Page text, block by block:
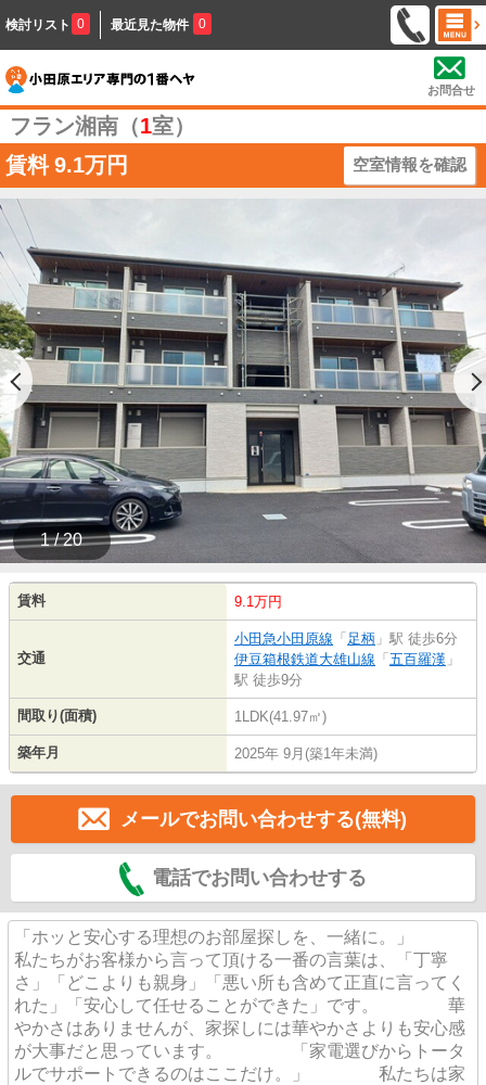
検討リスト 0 最近見た物件 0
お問合せ
フラン湘南（1室）
賃料 9.1万円 空室情報を確認
1 / 20
賃料 9.1万円
交通
小田急小田原線 「 足柄 」駅 徒歩6分
伊豆箱根鉄道大雄山線 「 五百羅漢 」
駅 徒歩9分
間取り(面積) 1LDK(41.97㎡)
築年月 2025年 9月(築1年未満)
メールでお問い合わせする(無料)
電話でお問い合わせする
「ホッと安心する理想のお部屋探しを、一緒に。」
私たちがお客様から言って頂ける一番の言葉は、「丁寧
さ」「どこよりも親身」「悪い所も含めて正直に言ってく
れた」「安心して任せることができた」です。 華
やかさはありませんが、家探しには華やかさよりも安心感
が大事だと思っています。 「家電選びからトータ
ルでサポートできるのはここだけ。」 私たちは家